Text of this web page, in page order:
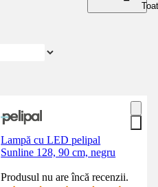
Lampă cu LED pelipal
Sunline 128, 90 cm, negru
Produsul nu are încă recenzii.